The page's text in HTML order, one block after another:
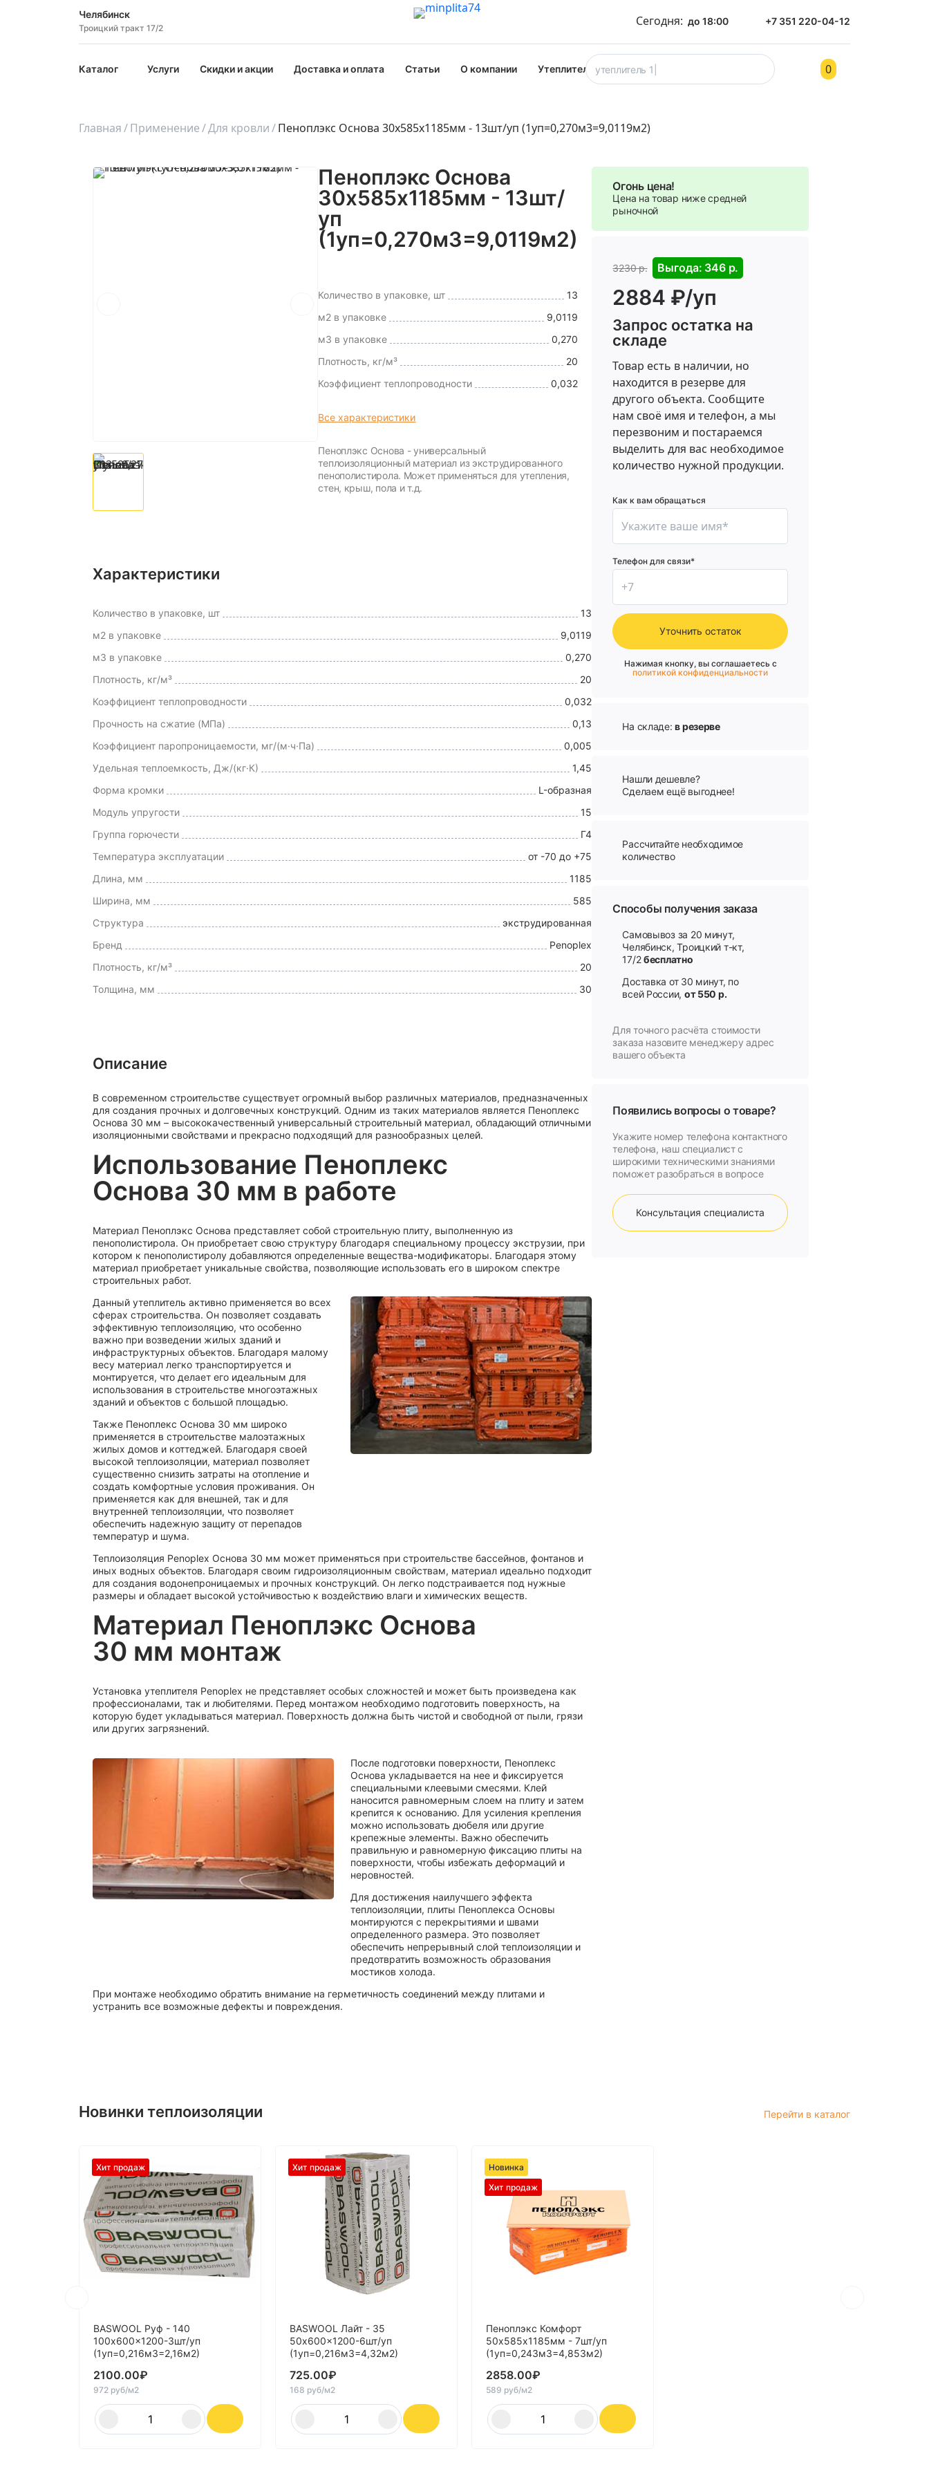
Челябинск
Троицкий тракт 17/2 Сегодня: до 18:00 +7 351 220-04-12
Каталог Услуги Скидки и акции Доставка и оплата Статьи О компании Утеплители оптом Контакты 0
Главная Применение Для кровли Пеноплэкс Основа 30х585х1185мм - 13шт/уп (1уп=0,270м3=9,0119м2)
Пеноплэкс Основа
30х585х1185мм - 13шт/
уп
(1уп=0,270м3=9,0119м2)
Количество в упаковке, шт
13
м2 в упаковке
9,0119
м3 в упаковке
0,270
Плотность, кг/м³
20
Коэффициент теплопроводности
0,032
Все характеристики
Пеноплэкс Основа - универсальный
теплоизоляционный материал из экструдированного
пенополистирола. Может применяться для утепления,
стен, крыш, пола и т.д.
Характеристики
Количество в упаковке, шт
13
м2 в упаковке
9,0119
м3 в упаковке
0,270
Плотность, кг/м³
20
Коэффициент теплопроводности
0,032
Прочность на сжатие (МПа)
0,13
Коэффициент паропроницаемости, мг/(м·ч·Па)
0,005
Удельная теплоемкость, Дж/(кг·К)
1,45
Форма кромки
L-образная
Модуль упругости
15
Группа горючести
Г4
Температура эксплуатации
от -70 до +75
Длина, мм
1185
Ширина, мм
585
Структура
экструдированная
Бренд
Penoplex
Плотность, кг/м³
20
Толщина, мм
30
Описание
В современном строительстве существует огромный выбор различных материалов, предназначенных
для создания прочных и долговечных конструкций. Одним из таких материалов является Пеноплекс
Основа 30 мм – высококачественный универсальный строительный материал, обладающий отличными
изоляционными свойствами и прекрасно подходящий для разнообразных целей.
Использование Пеноплекс
Основа 30 мм в работе
Материал Пеноплэкс Основа представляет собой строительную плиту, выполненную из
пенополистирола. Он приобретает свою структуру благодаря специальному процессу экструзии, при
котором к пенополистиролу добавляются определенные вещества-модификаторы. Благодаря этому
материал приобретает уникальные свойства, позволяющие использовать его в широком спектре
строительных работ.
Данный утеплитель активно применяется во всех
сферах строительства. Он позволяет создавать
эффективную теплоизоляцию, что особенно
важно при возведении жилых зданий и
инфраструктурных объектов. Благодаря малому
весу материал легко транспортируется и
монтируется, что делает его идеальным для
использования в строительстве многоэтажных
зданий и объектов с большой площадью.
Также Пеноплекс Основа 30 мм широко
применяется в строительстве малоэтажных
жилых домов и коттеджей. Благодаря своей
высокой теплоизоляции, материал позволяет
существенно снизить затраты на отопление и
создать комфортные условия проживания. Он
применяется как для внешней, так и для
внутренней теплоизоляции, что позволяет
обеспечить надежную защиту от перепадов
температур и шума.
Теплоизоляция Penoplex Основа 30 мм может применяться при строительстве бассейнов, фонтанов и
иных водных объектов. Благодаря своим гидроизоляционным свойствам, материал идеально подходит
для создания водонепроницаемых и прочных конструкций. Он легко подстраивается под нужные
размеры и обладает высокой устойчивостью к воздействию влаги и химических веществ.
Материал Пеноплэкс Основа
30 мм монтаж
Установка утеплителя Penoplex не представляет особых сложностей и может быть произведена как
профессионалами, так и любителями. Перед монтажом необходимо подготовить поверхность, на
которую будет укладываться материал. Поверхность должна быть чистой и свободной от пыли, грязи
или других загрязнений.
После подготовки поверхности, Пеноплекс
Основа укладывается на нее и фиксируется
специальными клеевыми смесями. Клей
наносится равномерным слоем на плиту и затем
крепится к основанию. Для усиления крепления
можно использовать дюбеля или другие
крепежные элементы. Важно обеспечить
правильную и равномерную фиксацию плиты на
поверхности, чтобы избежать деформаций и
неровностей.
Для достижения наилучшего эффекта
теплоизоляции, плиты Пеноплекса Основы
монтируются с перекрытиями и швами
определенного размера. Это позволяет
обеспечить непрерывный слой теплоизоляции и
предотвратить возможность образования
мостиков холода.
При монтаже необходимо обратить внимание на герметичность соединений между плитами и
устранить все возможные дефекты и повреждения.
Огонь цена!
Цена на товар ниже средней
рыночной
3230 р. Выгода: 346 р.
2884 ₽/уп
Запрос остатка на
складе
Товар есть в наличии, но
находится в резерве для
другого объекта. Сообщите
нам своё имя и телефон, а мы
перезвоним и постараемся
выделить для вас необходимое
количество нужной продукции.
Как к вам обращаться
Телефон для связи*
Уточнить остаток
Нажимая кнопку, вы соглашаетесь с
политикой конфиденциальности
На складе:в резерве
Нашли дешевле?
Сделаем ещё выгоднее!
Рассчитайте необходимое
количество
Способы получения заказа
Самовывоз за 20 минут,
Челябинск, Троицкий т-кт,
17/2бесплатно
Доставка от 30 минут, по
всей России, от 550 р.
Для точного расчёта стоимости
заказа назовите менеджеру адрес
вашего объекта
Появились вопросы о товаре?
Укажите номер телефона контактного
телефона, наш специалист с
широкими техническими знаниями
поможет разобраться в вопросе
Консультация специалиста
Новинки теплоизоляции Перейти в каталог
Хит продаж
BASWOOL Руф - 140
100x600x1200-3шт/уп
(1уп=0,216м3=2,16м2)
2100.00₽
972 руб/м2
Хит продаж
BASWOOL Лайт - 35
50x600x1200-6шт/уп
(1уп=0,216м3=4,32м2)
725.00₽
168 руб/м2
Новинка
Хит продаж
Пеноплэкс Комфорт
50х585х1185мм - 7шт/уп
(1уп=0,243м3=4,853м2)
2858.00₽
589 руб/м2